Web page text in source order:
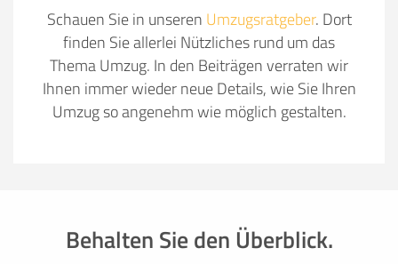
Schauen Sie in unseren Umzugsratgeber. Dort
finden Sie allerlei Nützliches rund um das
Thema Umzug. In den Beiträgen verraten wir
Ihnen immer wieder neue Details, wie Sie Ihren
Umzug so angenehm wie möglich gestalten.
Behalten Sie den Überblick.